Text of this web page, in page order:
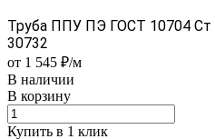
Труба ППУ ПЭ ГОСТ 10704 Ст
30732
от 1 545 ₽/м
В наличии
В корзину
Купить в 1 клик